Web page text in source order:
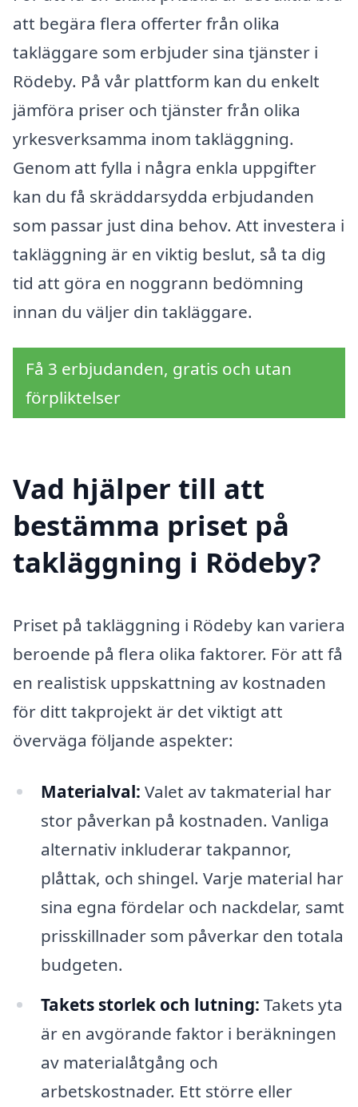
att begära flera offerter från olika
takläggare som erbjuder sina tjänster i
Rödeby. På vår plattform kan du enkelt
jämföra priser och tjänster från olika
yrkesverksamma inom takläggning.
Genom att fylla i några enkla uppgifter
kan du få skräddarsydda erbjudanden
som passar just dina behov. Att investera i
takläggning är en viktig beslut, så ta dig
tid att göra en noggrann bedömning
innan du väljer din takläggare.
Få 3 erbjudanden, gratis och utan
förpliktelser
Vad hjälper till att
bestämma priset på
takläggning i Rödeby?
Priset på takläggning i Rödeby kan variera
beroende på flera olika faktorer. För att få
en realistisk uppskattning av kostnaden
för ditt takprojekt är det viktigt att
överväga följande aspekter:
Materialval: Valet av takmaterial har
stor påverkan på kostnaden. Vanliga
alternativ inkluderar takpannor,
plåttak, och shingel. Varje material har
sina egna fördelar och nackdelar, samt
prisskillnader som påverkar den totala
budgeten.
Takets storlek och lutning: Takets yta
är en avgörande faktor i beräkningen
av materialåtgång och
arbetskostnader. Ett större eller